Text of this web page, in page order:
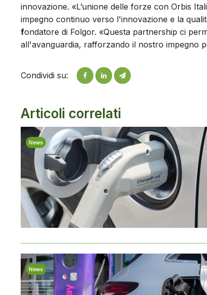
innovazione. «L’unione delle forze con Orbis
impegno continuo verso l'innovazione e la
fondatore di Folgor. «Questa partnership ci
all'avanguardia, rafforzando il nostro impegno
Condividi su:
Articoli correlati
News
News